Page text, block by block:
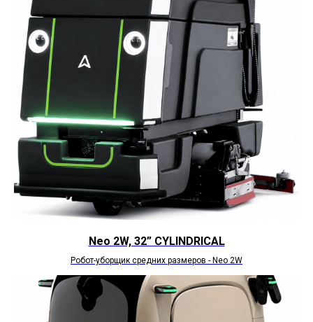
Neo 2W, 32” CYLINDRICAL
Робот-уборщик средних размеров - Neo 2W